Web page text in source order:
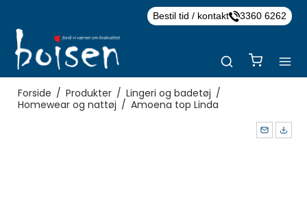
Bestil tid / kontakt 3360 6262
Forside / Produkter / Lingeri og badetøj /
Homewear og nattøj / Amoena top Linda